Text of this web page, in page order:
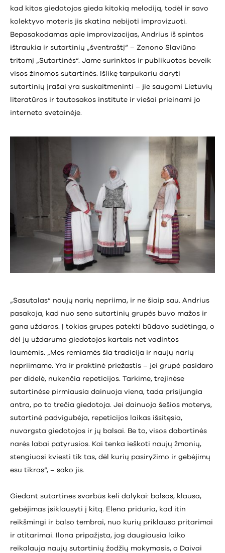
kad kitos giedotojos gieda kitokią melodiją, todėl ir savo
kolektyvo moteris jis skatina nebijoti improvizuoti.
Bepasakodamas apie improvizacijas, Andrius iš spintos
ištraukia ir sutartinių „šventraštį“ – Zenono Slaviūno
tritomį „Sutartinės“. Jame surinktos ir publikuotos beveik
visos žinomos sutartinės. Išlikę tarpukariu daryti
sutartinių įrašai yra suskaitmeninti – jie saugomi Lietuvių
literatūros ir tautosakos institute ir viešai prieinami jo
interneto svetainėje.
„Sasutalas“ naujų narių nepriima, ir ne šiaip sau. Andrius
pasakoja, kad nuo seno sutartinių grupės buvo mažos ir
gana uždaros. Į tokias grupes patekti būdavo sudėtinga, o
dėl jų uždarumo giedotojos kartais net vadintos
laumėmis. „Mes remiamės šia tradicija ir naujų narių
nepriimame. Yra ir praktinė priežastis – jei grupė pasidaro
per didelė, nukenčia repeticijos. Tarkime, trejinėse
sutartinėse pirmiausia dainuoja viena, tada prisijungia
antra, po to trečia giedotoja. Jei dainuoja šešios moterys,
sutartinė padvigubėja, repeticijos laikas išsitęsia,
nuvargsta giedotojos ir jų balsai. Be to, visos dabartinės
narės labai patyrusios. Kai tenka ieškoti naujų žmonių,
stengiuosi kviesti tik tas, dėl kurių pasiryžimo ir gebėjimų
esu tikras“, – sako jis.
Giedant sutartines svarbūs keli dalykai: balsas, klausa,
gebėjimas įsiklausyti į kitą. Elena priduria, kad itin
reikšmingi ir balso tembrai, nuo kurių priklauso pritarimai
ir atitarimai. Ilona pripažįsta, jog daugiausia laiko
reikalauja naujų sutartinių žodžių mokymasis, o Daivai